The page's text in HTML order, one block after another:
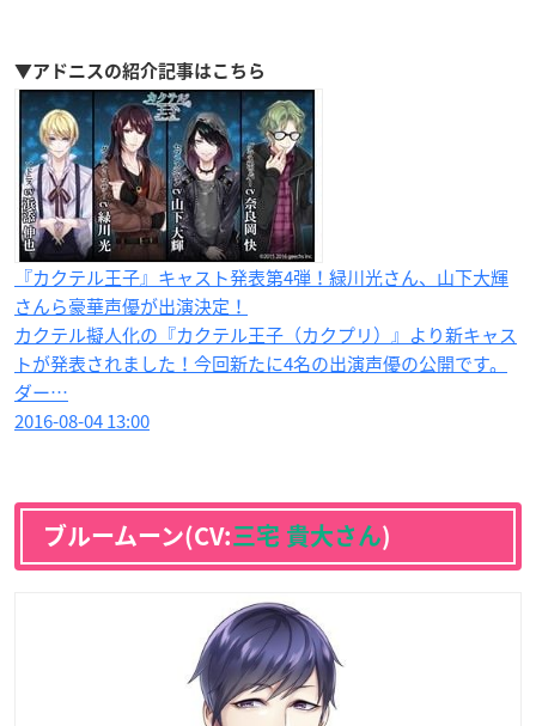
▼アドニスの紹介記事はこちら
『カクテル王子』キャスト発表第4弾！緑川光さん、山下大輝
さんら豪華声優が出演決定！
カクテル擬人化の『カクテル王子（カクプリ）』より新キャス
トが発表されました！今回新たに4名の出演声優の公開です。
ダー…
2016-08-04 13:00
ブルームーン(CV: 三宅 貴大さん)